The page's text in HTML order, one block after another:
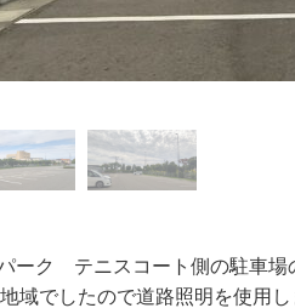
ーク テニスコート側の駐車場
域でしたので道路照明を使用し